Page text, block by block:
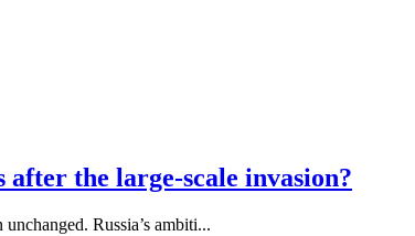
the large-scale invasion?
Russia’s ambiti...